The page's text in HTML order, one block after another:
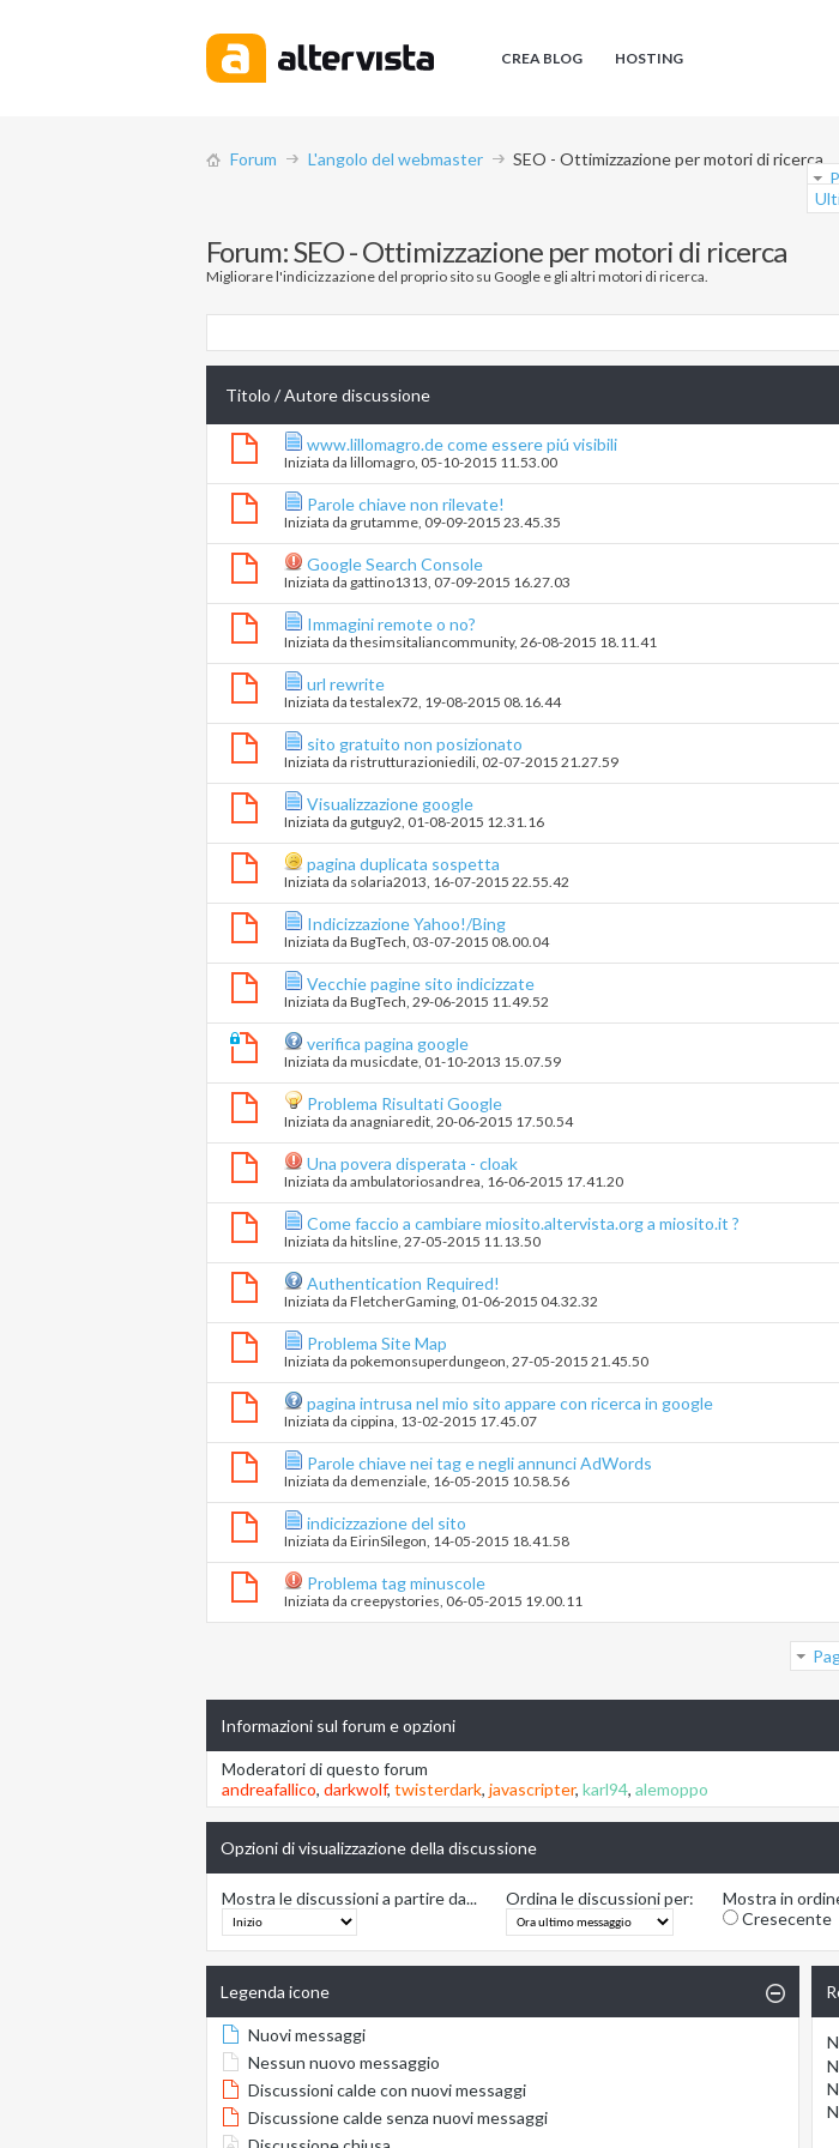
CREA BLOG HOSTING
Forum L'angolo del webmaster
SEO - Ottimizzazione per motori di ricerca
Forum:SEO - Ottimizzazione per motori di ricerca
Migliorare l'indicizzazione del proprio sito su Google e gli altri motori di ricerca.
Titolo /Autore discussione
www.lillomagro.de come essere piú visibili
Iniziata da lillomagro‎, 05-10-2015 11.53.00
Parole chiave non rilevate!
Iniziata da grutamme‎, 09-09-2015 23.45.35
Google Search Console
Iniziata da gattino1313‎, 07-09-2015 16.27.03
Immagini remote o no?
Iniziata da thesimsitaliancommunity‎, 26-08-2015 18.11.41
url rewrite
Iniziata da testalex72‎, 19-08-2015 08.16.44
sito gratuito non posizionato
Iniziata da ristrutturazioniedili‎, 02-07-2015 21.27.59
Visualizzazione google
Iniziata da gutguy2‎, 01-08-2015 12.31.16
pagina duplicata sospetta
Iniziata da solaria2013‎, 16-07-2015 22.55.42
Indicizzazione Yahoo!/Bing
Iniziata da BugTech‎, 03-07-2015 08.00.04
Vecchie pagine sito indicizzate
Iniziata da BugTech‎, 29-06-2015 11.49.52
verifica pagina google
Iniziata da musicdate‎, 01-10-2013 15.07.59
Problema Risultati Google
Iniziata da anagniaredit‎, 20-06-2015 17.50.54
Una povera disperata - cloak
Iniziata da ambulatoriosandrea‎, 16-06-2015 17.41.20
Come faccio a cambiare miosito.altervista.org a miosito.it ?
Iniziata da hitsline‎, 27-05-2015 11.13.50
Authentication Required!
Iniziata da FletcherGaming‎, 01-06-2015 04.32.32
Problema Site Map
Iniziata da pokemonsuperdungeon‎, 27-05-2015 21.45.50
pagina intrusa nel mio sito appare con ricerca in google
Iniziata da cippina‎, 13-02-2015 17.45.07
Parole chiave nei tag e negli annunci AdWords
Iniziata da demenziale‎, 16-05-2015 10.58.56
indicizzazione del sito
Iniziata da EirinSilegon‎, 14-05-2015 18.41.58
Problema tag minuscole
Iniziata da creepystories‎, 06-05-2015 19.00.11
Informazioni sul forum e opzioni
Moderatori di questo forum
andreafallico, darkwolf, twisterdark, javascripter, karl94, alemoppo
Opzioni di visualizzazione della discussione
Mostra le discussioni a partire da... Ordina le discussioni per:
Mostra in
Cresecente
Legenda icone
Nuovi messaggi
Nessun nuovo messaggio
Discussioni calde con nuovi messaggi
Discussione calde senza nuovi messaggi